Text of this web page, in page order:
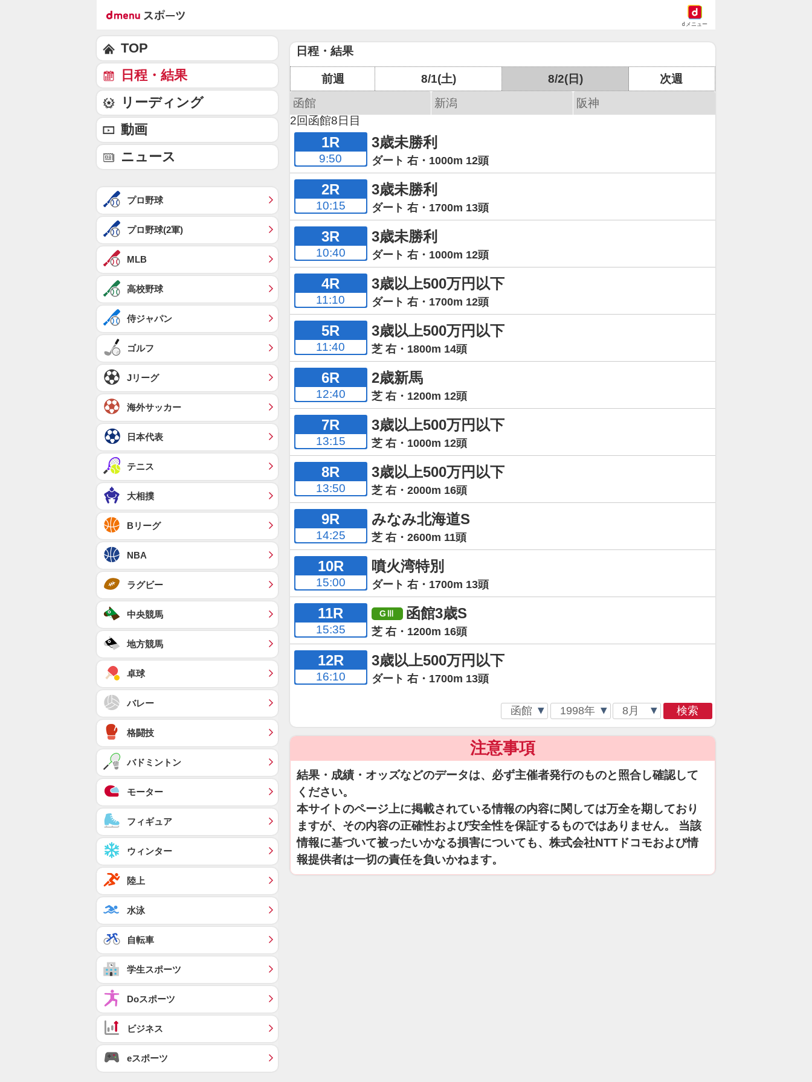
dメニュー
日程・結果
前週 8/1(土) 8/2(日)
次週
函館
新潟
阪神
2回函館8日目
1R
9:50
3歳未勝利
ダート 右・1000m 12頭
2R
10:15
3歳未勝利
ダート 右・1700m 13頭
3R
10:40
3歳未勝利
ダート 右・1000m 12頭
4R
11:10
3歳以上500万円以下
ダート 右・1700m 12頭
5R
11:40
3歳以上500万円以下
芝 右・1800m 14頭
6R
12:40
2歳新馬
芝 右・1200m 12頭
7R
13:15
3歳以上500万円以下
芝 右・1000m 12頭
8R
13:50
3歳以上500万円以下
芝 右・2000m 16頭
9R
14:25
みなみ北海道S
芝 右・2600m 11頭
10R
15:00
噴火湾特別
ダート 右・1700m 13頭
11R
15:35
函館3歳S
芝 右・1200m 16頭
12R
16:10
3歳以上500万円以下
ダート 右・1700m 13頭
検索
注意事項
結果・成績・オッズなどのデータは、必ず主催者発行のものと照合し確認して
ください。
本サイトのページ上に掲載されている情報の内容に関しては万全を期しており
ますが、その内容の正確性および安全性を保証するものではありません。 当該
情報に基づいて被ったいかなる損害についても、株式会社NTTドコモおよび情
報提供者は一切の責任を負いかねます。
TOP
日程・結果
リーディング
動画
ニュース
プロ野球
プロ野球(2軍)
MLB
高校野球
侍ジャパン
ゴルフ
Jリーグ
海外サッカー
日本代表
テニス
大相撲
Bリーグ
NBA
ラグビー
中央競馬
地方競馬
卓球
バレー
格闘技
バドミントン
モーター
フィギュア
ウィンター
陸上
水泳
自転車
学生スポーツ
Doスポーツ
ビジネス
eスポーツ